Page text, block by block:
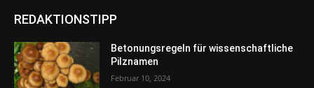
REDAKTIONSTIPP
Betonungsregeln für wissenschaftliche
Pilznamen
Februar 10, 2024